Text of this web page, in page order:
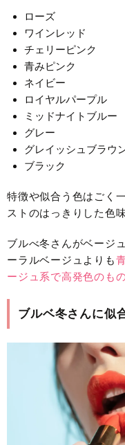
ローズ
ワインレッド
チェリーピンク
青みピンク
ネイビー
ロイヤルパープル
ミッドナイトブルー
グレー
グレイッシュブラウ
ブラック
特徴や似合う色はごく
ストのはっきりした色
ブルべ冬さんがベージ
ーラルベージュよりも
ージュ 系で高発色のも
ブルベ冬さんに似